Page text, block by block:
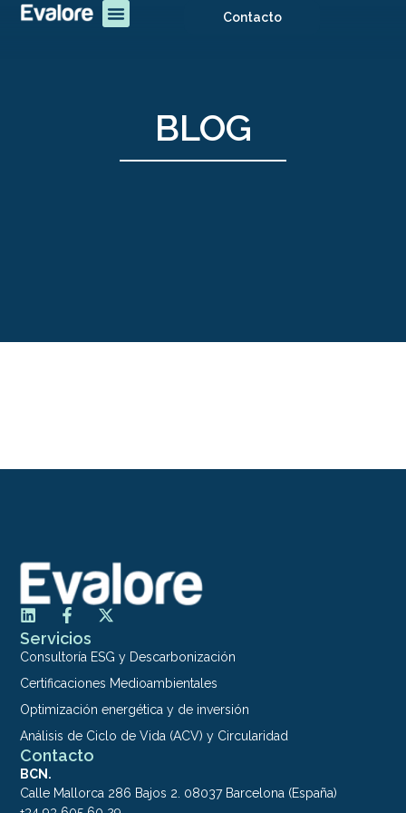
Contacto
BLOG
Servicios
Consultoría ESG y Descarbonización
Certificaciones Medioambientales
Optimización energética y de inversión
Análisis de Ciclo de Vida (ACV) y Circularidad
Contacto
BCN.
Calle Mallorca 286 Bajos 2. 08037 Barcelona (España)